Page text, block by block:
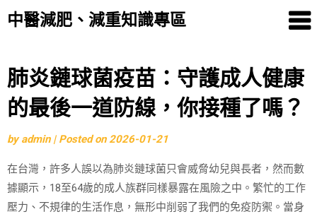
中醫減肥、減重知識專區
Skip
to
content
肺炎鏈球菌疫苗：守護成人健康
的最後一道防線，你接種了嗎？
byadmin | Posted on2026-01-21
在台灣，許多人誤以為肺炎鏈球菌只會威脅幼兒與長者，然而數
據顯示，18至64歲的成人族群同樣暴露在風險之中。繁忙的工作
壓力、不規律的生活作息，無形中削弱了我們的免疫防禦。當身